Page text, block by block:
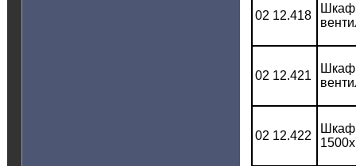
02 12.418
Шкаф
02 12.421
Шкаф
02 12.422
Шкаф